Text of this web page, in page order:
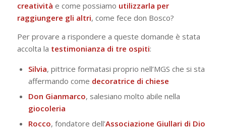
creatività e come possiamo utilizzarla per
raggiungere gli altri, come fece don Bosco?
Per provare a rispondere a queste domande è stata
accolta la testimonianza di tre ospiti:
Silvia, pittrice formatasi proprio nell’MGS che si sta
affermando come decoratrice di chiese
Don Gianmarco, salesiano molto abile nella
giocoleria
Rocco, fondatore dell’Associazione Giullari di Dio